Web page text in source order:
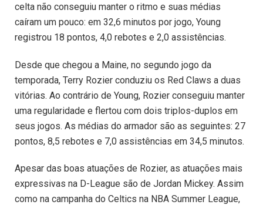
celta não conseguiu manter o ritmo e suas médias
caíram um pouco: em 32,6 minutos por jogo, Young
registrou 18 pontos, 4,0 rebotes e 2,0 assistências.
Desde que chegou a Maine, no segundo jogo da
temporada, Terry Rozier conduziu os Red Claws a duas
vitórias. Ao contrário de Young, Rozier conseguiu manter
uma regularidade e flertou com dois triplos-duplos em
seus jogos. As médias do armador são as seguintes: 27
pontos, 8,5 rebotes e 7,0 assistências em 34,5 minutos.
Apesar das boas atuações de Rozier, as atuações mais
expressivas na D-League são de Jordan Mickey. Assim
como na campanha do Celtics na NBA Summer League,